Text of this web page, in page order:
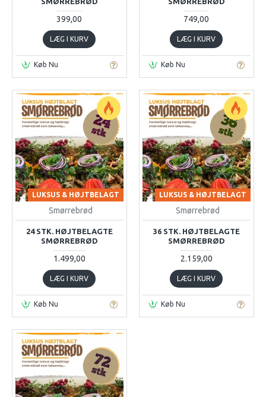
399,00
LÆG I KURV
Køb Nu
749,00
LÆG I KURV
Køb Nu
LUKSUS & HØJTBELAGT
Smørrebrød
24 STK. HØJTBELAGTE
SMØRREBRØD
1.499,00
LÆG I KURV
Køb Nu
LUKSUS & HØJTBELAGT
Smørrebrød
36 STK. HØJTBELAGTE
SMØRREBRØD
2.159,00
LÆG I KURV
Køb Nu